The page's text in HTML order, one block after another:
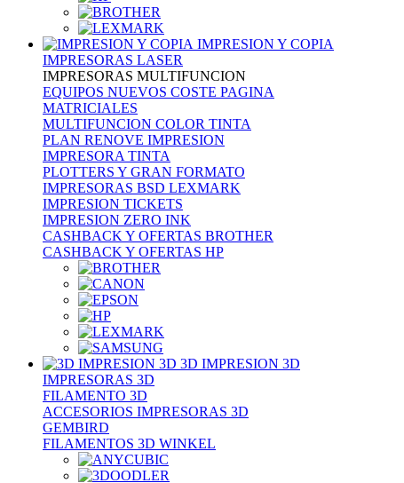
IMPRESION Y COPIA
IMPRESORAS LASER
IMPRESORAS MULTIFUNCION
EQUIPOS NUEVOS COSTE PAGINA
MATRICIALES
MULTIFUNCION COLOR TINTA
PLAN RENOVE IMPRESION
IMPRESORA TINTA
PLOTTERS Y GRAN FORMATO
IMPRESORAS BSD LEXMARK
IMPRESION TICKETS
IMPRESION ZERO INK
CASHBACK Y OFERTAS BROTHER
CASHBACK Y OFERTAS HP
3D IMPRESION 3D
IMPRESORAS 3D
FILAMENTO 3D
ACCESORIOS IMPRESORAS 3D
GEMBIRD
FILAMENTOS 3D WINKEL